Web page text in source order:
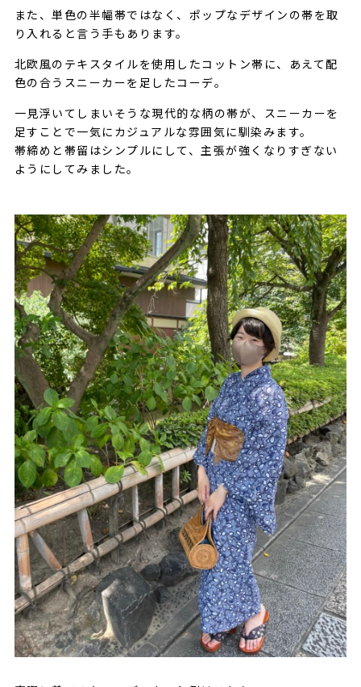
また、単色の半幅帯ではなく、ポップなデザインの帯を取
り入れると言う手もあります。
北欧風のテキスタイルを使用したコットン帯に、あえて配
色の合うスニーカーを足したコーデ。
一見浮いてしまいそうな現代的な柄の帯が、スニーカーを
足すことで一気にカジュアルな雰囲気に馴染みます。
帯締めと帯留はシンプルにして、主張が強くなりすぎない
ようにしてみました。